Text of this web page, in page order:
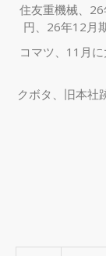
住友重機械、
円、26年12月
コマツ、11月
クボタ、旧本社